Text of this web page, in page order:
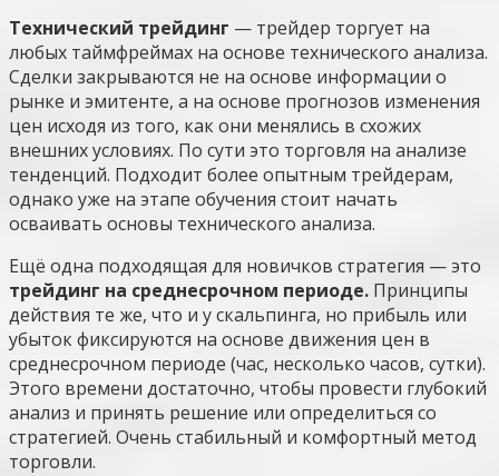
Технический трейдинг — трейдер торгует на
любых таймфреймах на основе технического анализа.
Сделки закрываются не на основе информации о
рынке и эмитенте, а на основе прогнозов изменения
цен исходя из того, как они менялись в схожих
внешних условиях. По сути это торговля на анализе
тенденций. Подходит более опытным трейдерам,
однако уже на этапе обучения стоит начать
осваивать основы технического анализа.
Ещё одна подходящая для новичков стратегия — это
трейдинг на среднесрочном периоде. Принципы
действия те же, что и у скальпинга, но прибыль или
убыток фиксируются на основе движения цен в
среднесрочном периоде (час, несколько часов, сутки).
Этого времени достаточно, чтобы провести глубокий
анализ и принять решение или определиться со
стратегией. Очень стабильный и комфортный метод
торговли.